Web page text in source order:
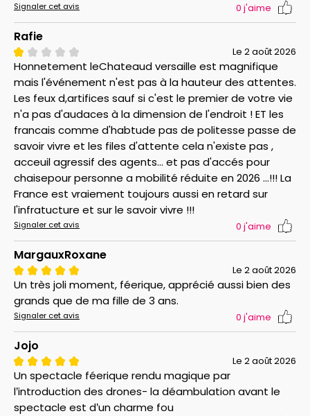
Signaler cet avis 0 j'aime
Rafie
Le 2 août 2026
Honnetement leChateaud versaille est magnifique
mais l'événement n'est pas à la hauteur des attentes.
Les feux d,artifices sauf si c'est le premier de votre vie
n'a pas d'audaces à la dimension de l'endroit ! ET les
francais comme d'habtude pas de politesse passe de
savoir vivre et les files d'attente cela n'existe pas ,
acceuil agressif des agents... et pas d'accés pour
chaisepour personne a mobilité réduite en 2026 ...!!! La
France est vraiement toujours aussi en retard sur
l'infratucture et sur le savoir vivre !!!
Signaler cet avis 0 j'aime
MargauxRoxane
Le 2 août 2026
Un très joli moment, féerique, apprécié aussi bien des
grands que de ma fille de 3 ans.
Signaler cet avis 0 j'aime
Jojo
Le 2 août 2026
Un spectacle féerique rendu magique par
l’introduction des drones- la déambulation avant le
spectacle est d’un charme fou